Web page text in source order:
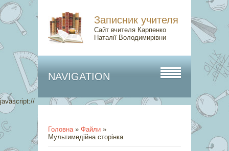
Записник учителя
Сайт вчителя Карпенко
Наталії Володимирівни
NAVIGATION
javascript://
Головна» Файли »
Мультимедійна сторінка